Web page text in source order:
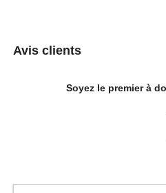
Avis clients
Soyez le premier à